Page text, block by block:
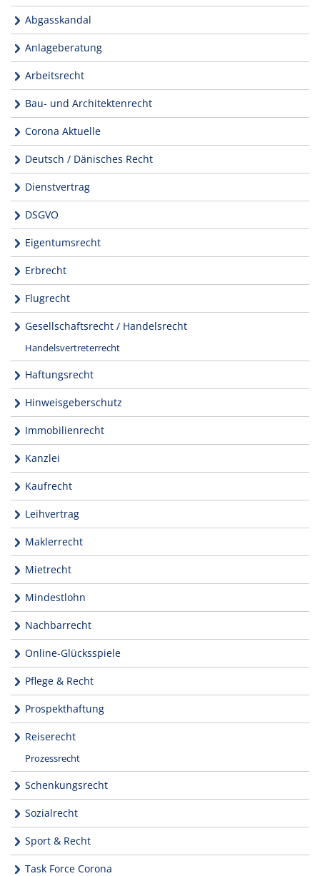
Abgasskandal
Anlageberatung
Arbeitsrecht
Bau- und Architektenrecht
Corona Aktuelle
Deutsch / Dänisches Recht
Dienstvertrag
DSGVO
Eigentumsrecht
Erbrecht
Flugrecht
Gesellschaftsrecht / Handelsrecht
Handelsvertreterrecht
Haftungsrecht
Hinweisgeberschutz
Immobilienrecht
Kanzlei
Kaufrecht
Leihvertrag
Maklerrecht
Mietrecht
Mindestlohn
Nachbarrecht
Online-Glücksspiele
Pflege & Recht
Prospekthaftung
Reiserecht
Prozessrecht
Schenkungsrecht
Sozialrecht
Sport & Recht
Task Force Corona